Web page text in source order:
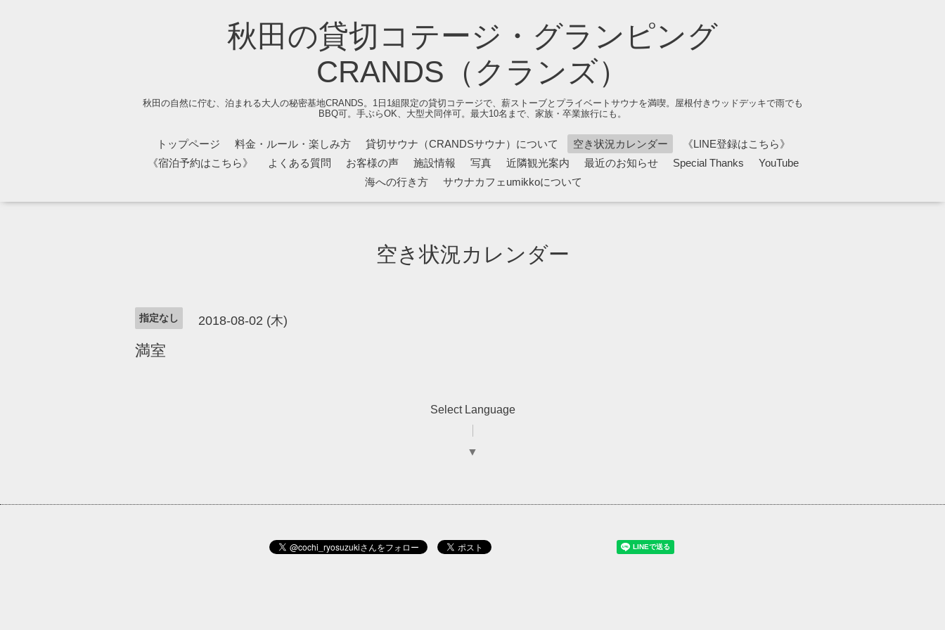
秋田の貸切コテージ・グランピング
CRANDS（クランズ）
秋田の自然に佇む、泊まれる大人の秘密基地CRANDS。1日1組限定の貸切コテージで、薪ストーブとプライベートサウナを満喫。屋根付きウッドデッキで雨でも
BBQ可。手ぶらOK、大型犬同伴可。最大10名まで、家族・卒業旅行にも。
トップページ 料金・ルール・楽しみ方 貸切サウナ（CRANDSサウナ）について 空き状況カレンダー
《LINE登録はこちら》
《宿泊予約はこちら》
よくある質問 お客様の声 施設情報 写真 近隣観光案内 最近のお知らせ Special Thanks
YouTube
海への行き方
サウナカフェumikkoについて
空き状況カレンダー
指定なし 2018-08-02 (木)
満室
Select Language
▼